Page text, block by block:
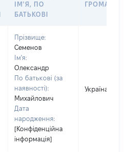
ІМ'Я, ПО
БАТЬКОВІ
Прізвище:
Семенов
Ім'я:
Олександр
По батькові (за
наявності):
Михайлович
Дата
народження:
[Конфіденційна
інформація]
Україна